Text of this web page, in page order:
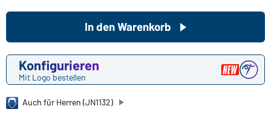
Konfigurieren
Mit Logo bestellen
In den Warenkorb
Auch für Herren (JN1132)